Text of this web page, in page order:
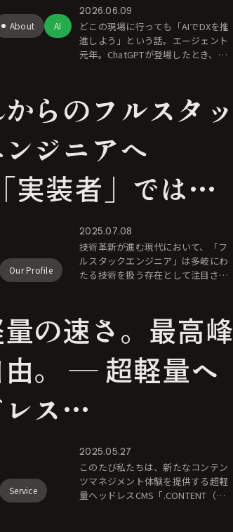
About
AI
2026.06.09
どこの現場に行っても「AIでDXを推
進しよう」という話。エージェント
元年。ChatGPTが登場したとき、プ
社内チャットボットを導入して、
らのフルスタッ
ジニアへ
実装者」ではな
未来をつくる「創
として
Our Profile
2025.07.08
技術革新が進む現代において、「フ
ルスタックエンジニア」は多岐にわ
たる技術を扱う存在として注目され
なく、コンピュータ
の速さ。最高峰
。 ― 超軽量ヘ
ス
「.CONTENT
リリースのお知
Service
2025.05.27
このたび私たちは、新たなコンテン
ツマネジメント体験を提供する超軽
量ヘッドレスCMS「.CONTENT（ド